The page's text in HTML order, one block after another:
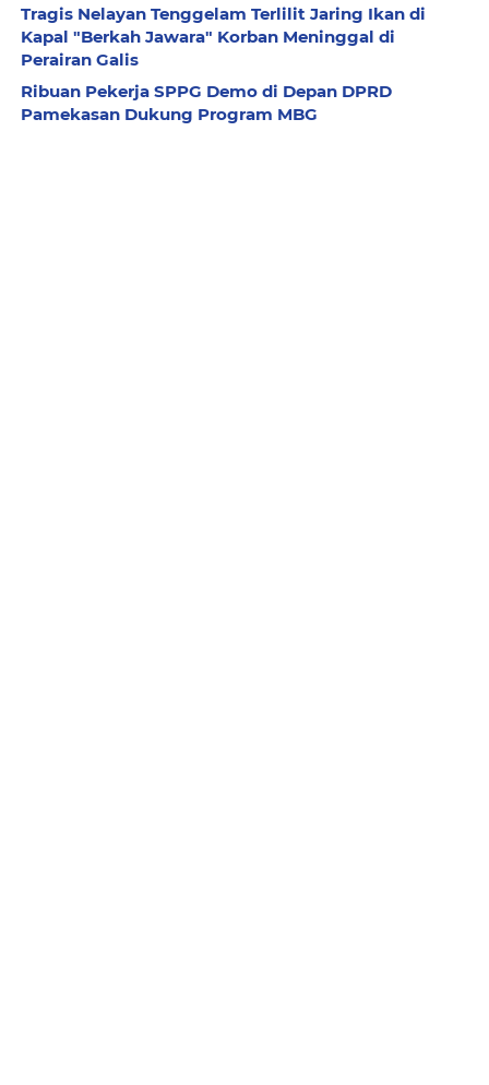
Tragis Nelayan Tenggelam Terlilit Jaring Ikan di
Kapal "Berkah Jawara" Korban Meninggal di
Perairan Galis
Ribuan Pekerja SPPG Demo di Depan DPRD
Pamekasan Dukung Program MBG